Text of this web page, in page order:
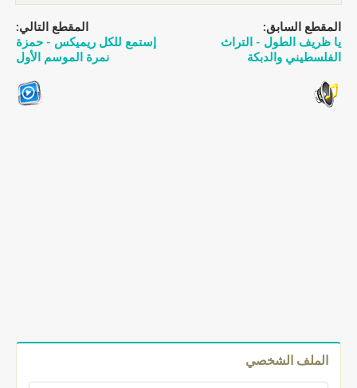
المقطع السابق:
يا ظريف الطول - التراث
الفلسطيني والدبكة
المقطع التالي:
إستمع للكل ريميكس - حمزة
نمرة الموسم الأول
الملف الشخصي